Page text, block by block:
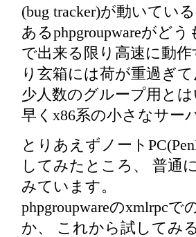
(bug tracker)が動いてい
あるphpgroupwareがど
で出来る限り高速に動
り玄箱には荷が重過ぎ
少人数のグループ用と
早くx86系の小さなサー
とりあえずノート
してみたところ、 普通
みています。
phpgroupwareのxmlrpc
か、 これから試してみ